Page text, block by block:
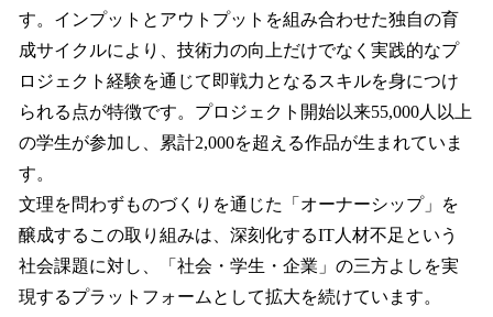
す。インプットとアウトプットを組み合わせた独自の育
成サイクルにより、技術力の向上だけでなく実践的なプ
ロジェクト経験を通じて即戦力となるスキルを身につけ
られる点が特徴です。プロジェクト開始以来55,000人以上
の学生が参加し、累計2,000を超える作品が生まれていま
す。
文理を問わずものづくりを通じた「オーナーシップ」を
醸成するこの取り組みは、深刻化するIT人材不足という
社会課題に対し、「社会・学生・企業」の三方よしを実
現するプラットフォームとして拡大を続けています。